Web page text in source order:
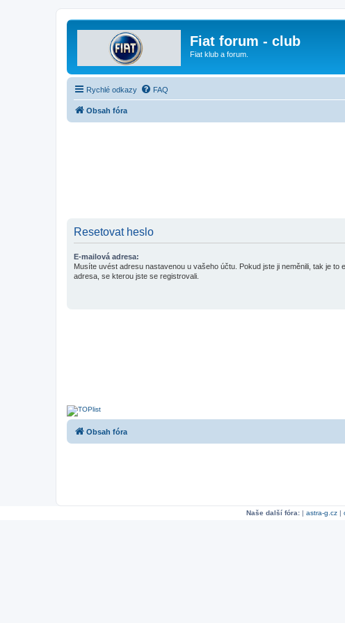
Fiat forum - club
Fiat klub a forum.
Rychlé odkazy FAQ
Obsah fóra
Resetovat heslo
E-mailová adresa:
Musíte uvést adresu nastavenou u vašeho účtu. Pokud jste ji neměnili, tak je to
adresa, se kterou jste se registrovali.
Obsah fóra
Naše další fóra:| astra-g.cz|